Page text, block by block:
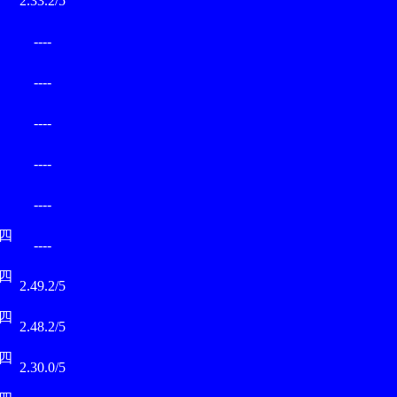
----
----
----
----
----
----
2.49.2/5
2.48.2/5
2.30.0/5